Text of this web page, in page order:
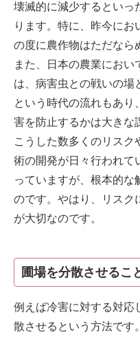
壊滅的に減少するといっ
ります。特に、昨今にお
の度に農作物はただなら
また、日本の農業におい
は、病害虫との戦いの場
という時代の流れもあり
害を防止するかは大きな
こうした数多くのリスク
術の開発が日々行われて
っていますが、根本的な
のです。やはり、リスク
が大切なのです。
圃場を分散させるこ
例えば冷害に対する対応
散させるという方法です